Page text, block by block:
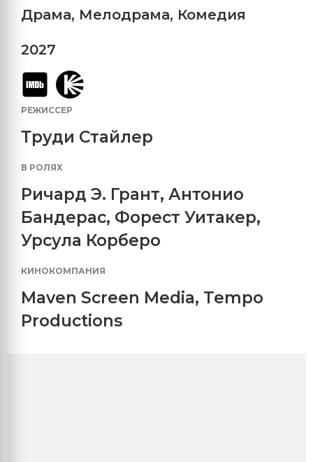
Драма, Мелодрама, Комедия
2027
РЕЖИССЕР
Труди Стайлер
В РОЛЯХ
Ричард Э. Грант, Антонио
Бандерас, Форест Уитакер,
Урсула Корберо
КИНОКОМПАНИЯ
Maven Screen Media, Tempo
Productions